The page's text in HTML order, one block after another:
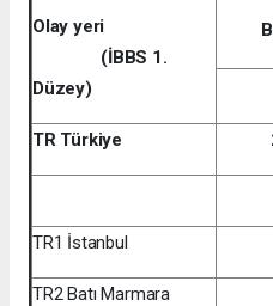
Olay yeri
(İBBS 1.
Düzey)
TR Türkiye
TR1 İstanbul
TR2 Batı Marmara